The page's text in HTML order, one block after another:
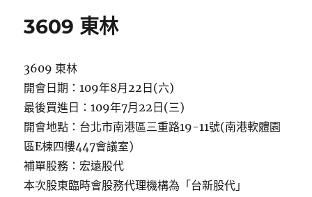
3609 東林
3609 東林
開會日期：109年8月22日(六)
最後買進日：109年7月22日(三)
開會地點：台北市南港區三重路19-11號(南港軟體園
區E棟四樓447會議室)
補單股務：宏遠股代
本次股東臨時會股務代理機構為「台新股代」